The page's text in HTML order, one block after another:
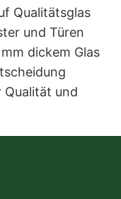
Qualitätsglas
und Türen
dickem Glas
Qualität und